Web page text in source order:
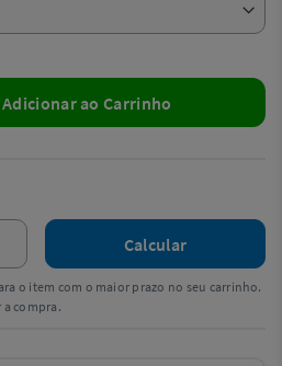
Adicionar ao Carrinho
Calcular
o item com o maior prazo no seu carrinho.
compra.